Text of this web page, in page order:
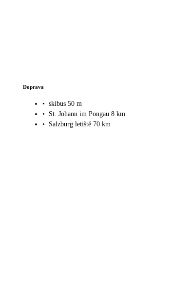
Doprava
• skibus 50 m
•
St. Johann im Pongau 8 km
•
Salzburg letiště 70 km